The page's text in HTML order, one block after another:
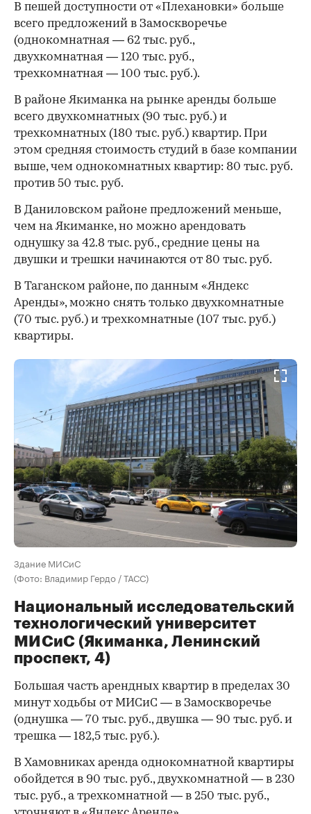
В пешей доступности от «Плехановки» больше
всего предложений в Замоскворечье
(однокомнатная — 62 тыс. руб.,
двухкомнатная — 120 тыс. руб.,
трехкомнатная — 100 тыс. руб.).
В районе Якиманка на рынке аренды больше
всего двухкомнатных (90 тыс. руб.) и
трехкомнатных (180 тыс. руб.) квартир. При
этом средняя стоимость студий в базе компании
выше, чем однокомнатных квартир: 80 тыс. руб.
против 50 тыс. руб.
В Даниловском районе предложений меньше,
чем на Якиманке, но можно арендовать
однушку за 42.8 тыс. руб., средние цены на
двушки и трешки начинаются от 80 тыс. руб.
В Таганском районе, по данным «Яндекс
Аренды», можно снять только двухкомнатные
(70 тыс. руб.) и трехкомнатные (107 тыс. руб.)
квартиры.
Здание МИСиС
(Фото: Владимир Гердо / ТАСС)
Национальный исследовательский
технологический университет
МИСиС (Якиманка, Ленинский
проспект, 4)
Большая часть арендных квартир в пределах 30
минут ходьбы от МИСиС — в Замоскворечье
(однушка — 70 тыс. руб., двушка — 90 тыс. руб. и
трешка — 182,5 тыс. руб.).
В Хамовниках аренда однокомнатной квартиры
обойдется в 90 тыс. руб., двухкомнатной — в 230
тыс. руб., а трехкомнатной — в 250 тыс. руб.,